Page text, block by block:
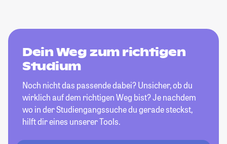
Dein Weg zum richtigen
Studium
Noch nicht das passende dabei? Unsicher, ob du
wirklich auf dem richtigen Weg bist? Je nachdem
wo in der Studiengangssuche du gerade steckst,
hilft dir eines unserer Tools.